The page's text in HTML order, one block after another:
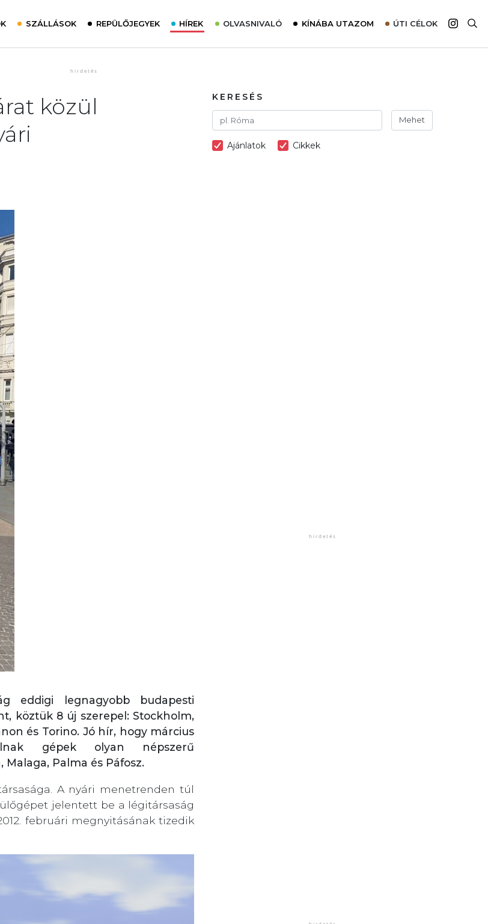
SZÁLLÁSOK REPÜLŐJEGYEK HÍREK OLVASNIVALÓ
Interjú
Élménybeszámolók
KÍNÁBA UTAZOM ÚTI CÉLOK
Ausztrália
közül
eddigi legnagyobb budapesti
köztük 8 új szerepel: Stockholm,
és Torino. Jó hír, hogy március
gépek olyan népszerű
Palma és Páfosz.
A nyári menetrenden túl
jelentett be a légitársaság
februári megnyitásának tizedik
KERESÉS
Mehet
Ajánlatok Cikkek